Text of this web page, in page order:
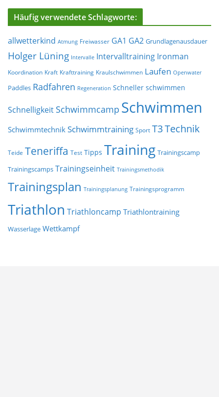
Häufig verwendete Schlagworte:
allwetterkind Atmung Freiwasser GA1 GA2 Grundlagenausdauer
Holger Lüning Intervalle Intervalltraining Ironman
Koordination Kraft Krafttraining Kraulschwimmen Laufen Openwater
Paddles Radfahren Regeneration Schneller schwimmen
Schnelligkeit Schwimmcamp Schwimmen
Schwimmtechnik Schwimmtraining Sport T3Technik
Teide Teneriffa Test Tipps Training Trainingscamp
Trainingscamps Trainingseinheit Trainingsmethodik
Trainingsplan Trainingsplanung Trainingsprogramm
Triathlon Triathloncamp Triathlontraining
Wasserlage Wettkampf